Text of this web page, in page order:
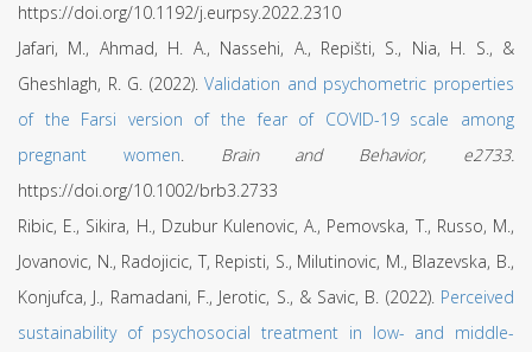
https://doi.org/10.1192/j.eurpsy.2022.2310
Jafari, M., Ahmad, H. A., Nassehi, A., Repišti, S., Nia, H. S., &
Gheshlagh, R. G. (2022).Validation and psychometric properties
of the Farsi version of the fear of COVID-19 scale among
pregnant women. Brain and Behavior, e2733.
https://doi.org/10.1002/brb3.2733
Ribic, E., Sikira, H., Dzubur Kulenovic, A., Pemovska, T., Russo, M.,
Jovanovic, N., Radojicic, T, Repisti, S., Milutinovic, M., Blazevska, B.,
Konjufca, J., Ramadani, F., Jerotic, S., & Savic, B. (2022). Perceived
sustainability of psychosocial treatment in low- and middle-